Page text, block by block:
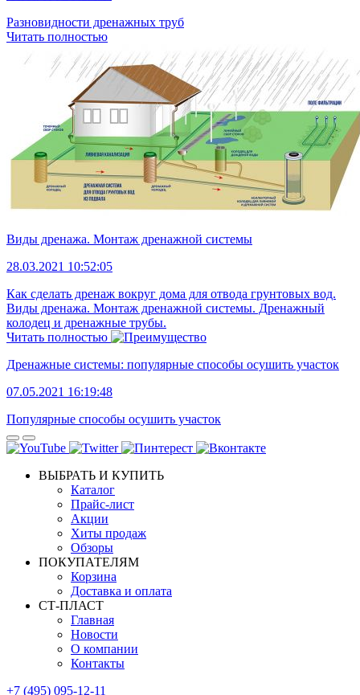
Разновидности дренажных труб
Читать полностью
Виды дренажа. Монтаж дренажной системы
28.03.2021 10:52:05
Как сделать дренаж вокруг дома для отвода грунтовых вод.
Виды дренажа. Монтаж дренажной системы. Дренажный
колодец и дренажные трубы.
Читать полностью
Дренажные системы: популярные способы осушить участок
07.05.2021 16:19:48
Популярные способы осушить участок
ВЫБРАТЬ И КУПИТЬ
Каталог
Прайс-лист
Акции
Хиты продаж
Обзоры
ПОКУПАТЕЛЯМ
Корзина
Доставка и оплата
СТ-ПЛАСТ
Главная
Новости
О компании
Контакты
+7 (495) 095-12-11